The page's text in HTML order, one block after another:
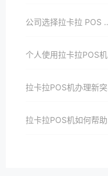
公司选择拉卡拉 POS 机的综合评估指标
个人使用拉卡拉POS机的资金周转优化策略
拉卡拉POS机办理新突破：资料简化，效率提升
拉卡拉POS机如何帮助商家降低交易成本